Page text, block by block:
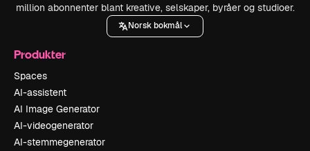
million abonnenter blant kreative, selskaper, byråer og studioer.
Norsk bokmål
Produkter
Spaces
AI-assistent
AI Image Generator
AI-videogenerator
AI-stemmegenerator